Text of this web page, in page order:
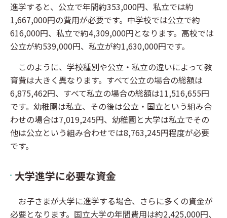
進学すると、公立で年間約353,000円、私立では約
1,667,000円の費用が必要です。中学校では公立で約
616,000円、私立で約4,309,000円となります。高校では
公立が約539,000円、私立が約1,630,000円です。
このように、学校種別や公立・私立の違いによって教
育費は大きく異なります。すべて公立の場合の総額は
6,875,462円、すべて私立の場合の総額は11,516,655円
です。幼稚園は私立、その後は公立・国立という組み合
わせの場合は7,019,245円、幼稚園と大学は私立でその
他は公立という組み合わせでは8,763,245円程度が必要
です。
大学進学に必要な資金
お子さまが大学に進学する場合、さらに多くの資金が
必要となります。国立大学の年間費用は約2,425,000円、